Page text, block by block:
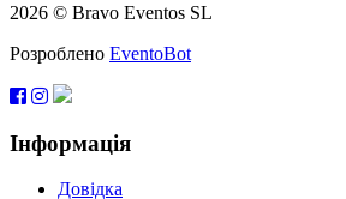
2026 © Bravo Eventos SL
Розроблено EventoBot
Інформація
Довідка